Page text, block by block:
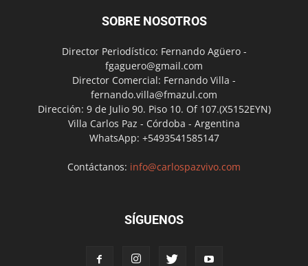
SOBRE NOSOTROS
Director Periodístico: Fernando Agüero -
fgaguero@gmail.com
Director Comercial: Fernando Villa -
fernando.villa@fmazul.com
Dirección: 9 de Julio 90. Piso 10. Of 107.(X5152EYN)
Villa Carlos Paz - Córdoba - Argentina
WhatsApp: +5493541585147
Contáctanos: info@carlospazvivo.com
SÍGUENOS